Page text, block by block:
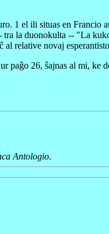
1 el ili situas en Francio
tra la duonokulta -- "La
relative novaj
paĝo 26, ŝajnas al mi, ke
Antologio.